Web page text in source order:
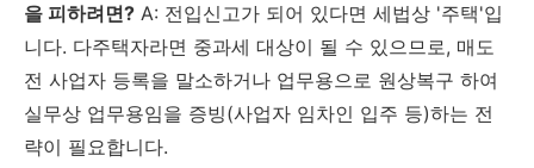
을 피하려면? A: 전입신고가 되어 있다면 세법상 '주택'입
니다. 다주택자라면 중과세 대상이 될 수 있으므로, 매도
전 사업자 등록을 말소하거나 업무용으로 원상복구 하여
실무상 업무용임을 증빙(사업자 임차인 입주 등)하는 전
략이 필요합니다.